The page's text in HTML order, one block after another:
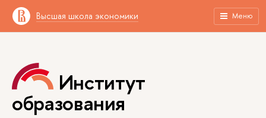
Высшая школа экономики Меню
Институт
образования